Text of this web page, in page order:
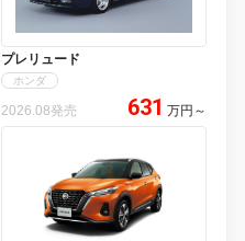
プレリュード
ホンダ
2026.08発売 631 万円 ～